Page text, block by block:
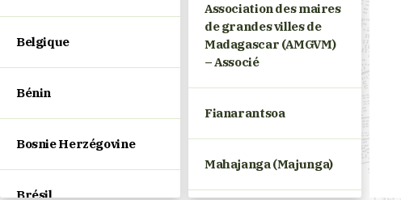
Belgique
Bénin
Bosnie Herzégovine
Brésil
Association des maires
de grandes villes de
Madagascar (AMGVM)
– Associé
Fianarantsoa
Mahajanga (Majunga)